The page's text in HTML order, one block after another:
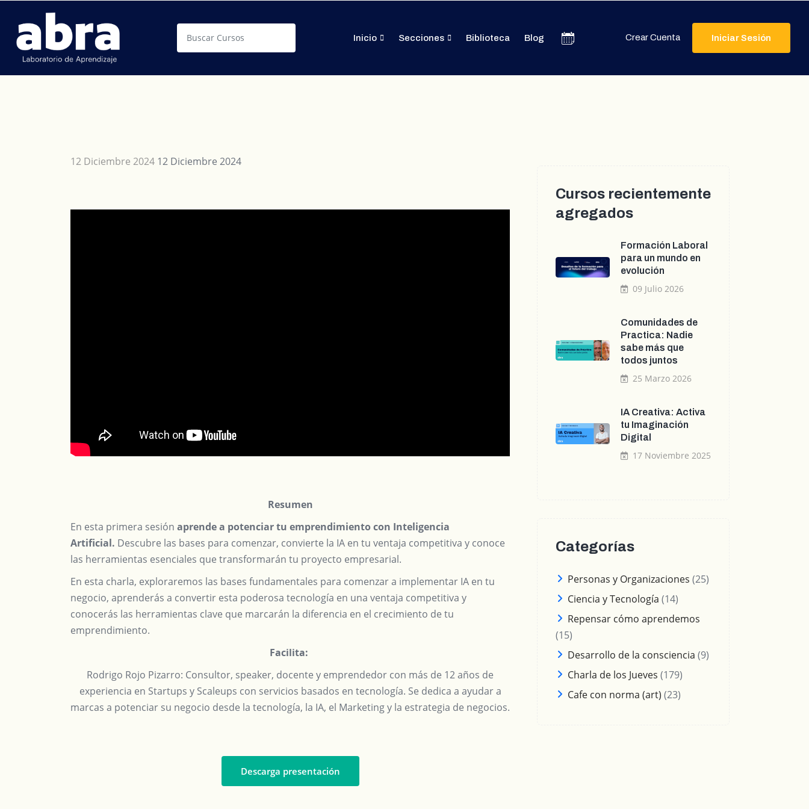
Buscar Inicio Secciones Biblioteca Blog Crear Cuenta Iniciar Sesión
12 Diciembre 2024 12 Diciembre 2024
Resumen
En esta primera sesión aprende a potenciar tu emprendimiento con Inteligencia
Artificial. Descubre las bases para comenzar, convierte la IA en tu ventaja competitiva y conoce
las herramientas esenciales que transformarán tu proyecto empresarial.
En esta charla, exploraremos las bases fundamentales para comenzar a implementar IA en tu
negocio, aprenderás a convertir esta poderosa tecnología en una ventaja competitiva y
conocerás las herramientas clave que marcarán la diferencia en el crecimiento de tu
emprendimiento.
Facilita:
Rodrigo Rojo Pizarro: Consultor, speaker, docente y emprendedor con más de 12 años de
experiencia en Startups y Scaleups con servicios basados en tecnología. Se dedica a ayudar a
marcas a potenciar su negocio desde la tecnología, la IA, el Marketing y la estrategia de negocios.
Descarga presentación
Cursos recientemente
agregados
Formación Laboral
para un mundo en
evolución
09 Julio 2026
Comunidades de
Practica: Nadie
sabe más que
todos juntos
25 Marzo 2026
IA Creativa: Activa
tu Imaginación
Digital
17 Noviembre 2025
Categorías
Personas y Organizaciones (25)
Ciencia y Tecnología (14)
Repensar cómo aprendemos
(15)
Desarrollo de la consciencia (9)
Charla de los Jueves (179)
Cafe con norma (art) (23)